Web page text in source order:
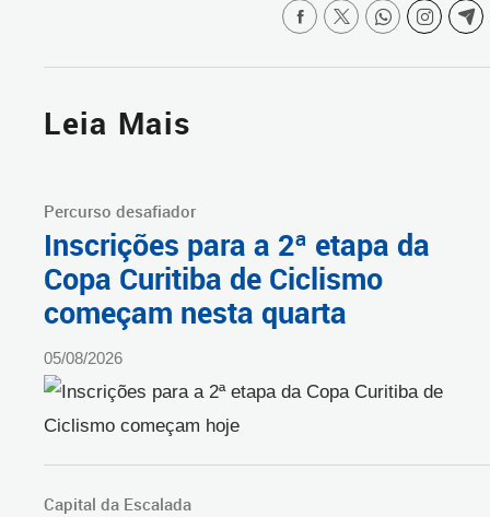
Leia Mais
Percurso desafiador
Inscrições para a 2ª etapa da
Copa Curitiba de Ciclismo
começam nesta quarta
05/08/2026
Capital da Escalada